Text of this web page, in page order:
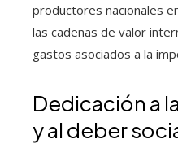
productores nacionales
las cadenas de valor
gastos asociados a la
Dedicación a
y al deber